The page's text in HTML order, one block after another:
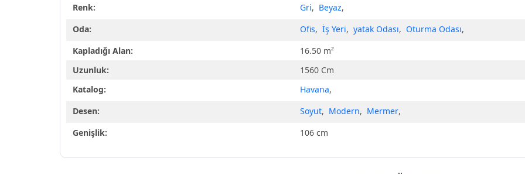
Renk:
Gri, Beyaz,
Oda:
Ofis, İş Yeri, yatak Odası, Oturma Odası,
Kapladığı Alan:
16.50 m²
Uzunluk:
1560 Cm
Katalog:
Havana,
Desen:
Soyut, Modern, Mermer,
Genişlik:
106 cm